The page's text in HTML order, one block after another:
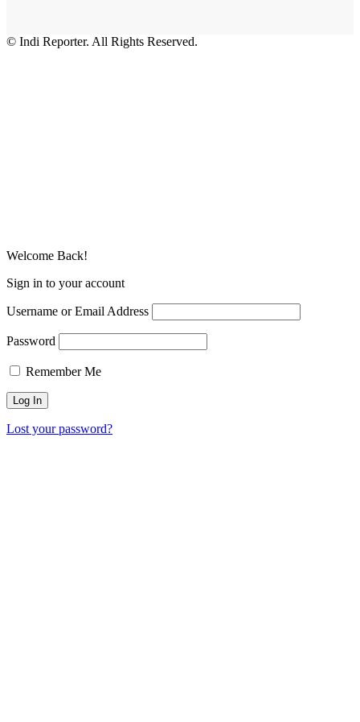
© Indi Reporter. All Rights Reserved.
Welcome Back!
Sign in to your account
Username or Email Address
Password
Remember Me
Lost your password?